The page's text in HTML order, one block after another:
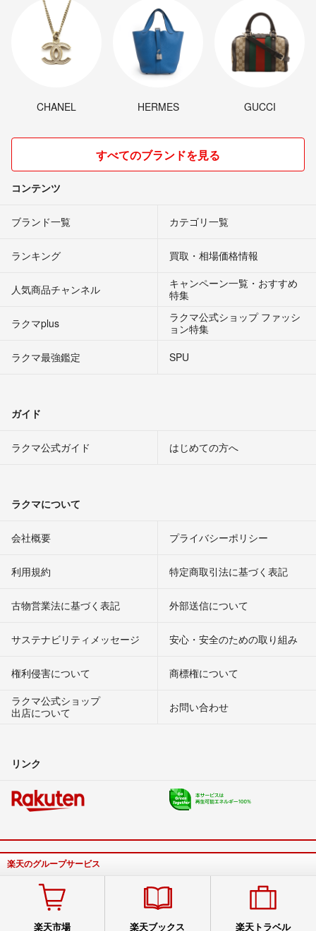
CHANEL HERMES GUCCI
すべてのブランドを見る
コンテンツ
ブランド一覧 カテゴリ一覧
ランキング 買取・相場価格情報
人気商品チャンネル
キャンペーン一覧・おすすめ
特集
ラクマplus
ラクマ公式ショップ ファッシ
ョン特集
ラクマ最強鑑定
SPU
ガイド
ラクマ公式ガイド はじめての方へ
ラクマについて
会社概要 プライバシーポリシー
利用規約 特定商取引法に基づく表記
古物営業法に基づく表記 外部送信について
サステナビリティメッセージ 安心・安全のための取り組み
権利侵害について
商標権について
ラクマ公式ショップ
出店について
お問い合わせ
リンク
楽天のグループサービス
楽天市場 楽天ブックス 楽天トラベル